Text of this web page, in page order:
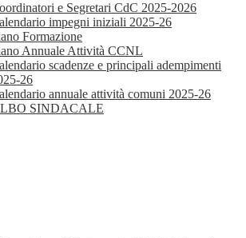
e Segretari CdC 2025-2026
impegni iniziali 2025-26
Formazione
Annuale Attività CCNL
scadenze e principali adempimenti
26
annuale attività comuni 2025-26
SINDACALE